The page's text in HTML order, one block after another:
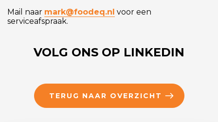
Mail naar mark@foodeq.nl voor een
serviceafspraak.
VOLG ONS OP LINKEDIN
TERUG NAAR OVERZICHT